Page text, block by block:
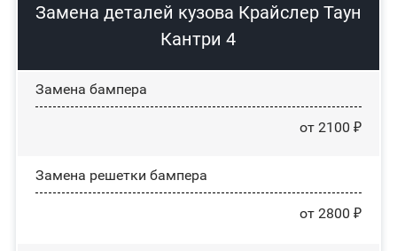
Замена деталей кузова Крайслер Таун
Кантри 4
Замена бампера
от 2100 ₽
Замена решетки бампера
от 2800 ₽